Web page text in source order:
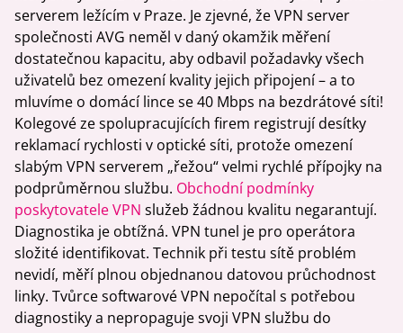
serverem ležícím v Praze. Je zjevné, že VPN server
společnosti AVG neměl v daný okamžik měření
dostatečnou kapacitu, aby odbavil požadavky všech
uživatelů bez omezení kvality jejich připojení – a to
mluvíme o domácí lince se 40 Mbps na bezdrátové síti!
Kolegové ze spolupracujících firem registrují desítky
reklamací rychlosti v optické síti, protože omezení
slabým VPN serverem „řežou“ velmi rychlé přípojky na
podprůměrnou službu. Obchodní podmínky
poskytovatele VPN služeb žádnou kvalitu negarantují.
Diagnostika je obtížná. VPN tunel je pro operátora
složité identifikovat. Technik při testu sítě problém
nevidí, měří plnou objednanou datovou průchodnost
linky. Tvůrce softwarové VPN nepočítal s potřebou
diagnostiky a nepropaguje svoji VPN službu do